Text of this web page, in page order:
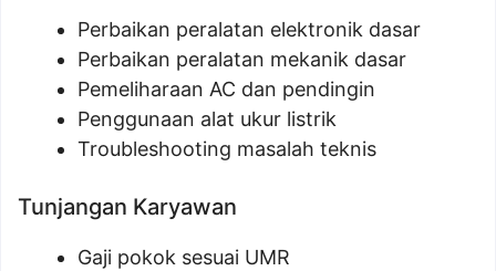
Perbaikan peralatan elektronik dasar
Perbaikan peralatan mekanik dasar
Pemeliharaan AC dan pendingin
Penggunaan alat ukur listrik
Troubleshooting masalah teknis
Tunjangan Karyawan
Gaji pokok sesuai UMR